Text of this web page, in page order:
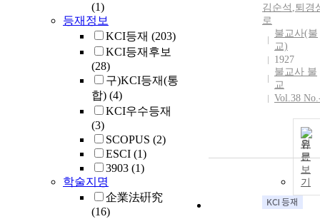
(1)
등재정보
KCI등재 (203)
KCI등재후보
(28)
구)KCI등재(통
합) (4)
KCI우수등재
(3)
SCOPUS (2)
ESCI (1)
3903 (1)
학술지명
企業法硏究
(16)
김순석 ,퇴경
로
불교사(불
교)
1927
불교사 불
교
Vol.38
원
문
보
기